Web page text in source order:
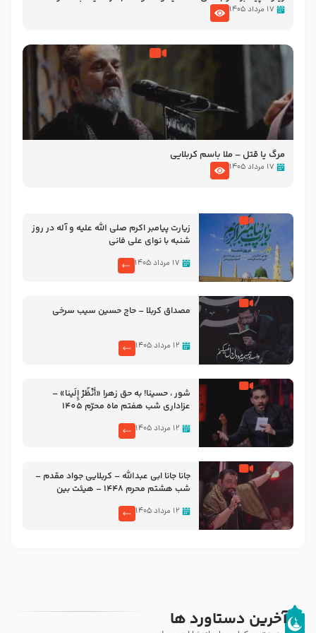
تصاویری از مسجد النبی
۱۷ مرداد ۱۴۰۵
مرگ یا قتل – ملا باسم کربلایی
۱۷ مرداد ۱۴۰۵
زیارت پیامبر اکرم صلی الله علیه و آله در روز
شنبه با نوای علی فانی
۱۷ مرداد ۱۴۰۵
مصداق کربلا – حاج حسین سیب سرخی
۱۲ مرداد ۱۴۰۵
شور ، حسینا! به‌ حق زهرا «أُنْظُرْ إِلَینا» –
عزاداری شب هفتم ماه محرّم 1405
۱۲ مرداد ۱۴۰۵
جانا جانا ابی عبدالله – کربلایی جواد مقدم –
شب هشتم محرم 1448 – هیئت بین
۱۲ مرداد ۱۴۰۵
آخرین دستاورد ها